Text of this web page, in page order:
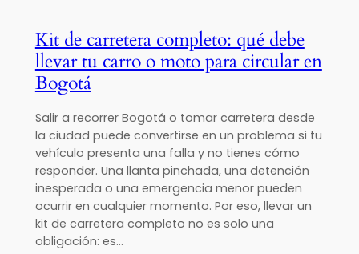
Kit de carretera completo: qué debe
llevar tu carro o moto para circular en
Bogotá
Salir a recorrer Bogotá o tomar carretera desde
la ciudad puede convertirse en un problema si tu
vehículo presenta una falla y no tienes cómo
responder. Una llanta pinchada, una detención
inesperada o una emergencia menor pueden
ocurrir en cualquier momento. Por eso, llevar un
kit de carretera completo no es solo una
obligación: es…